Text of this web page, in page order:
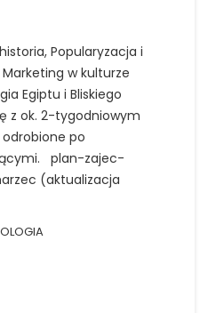
Popularyzacja i
w kulturze
Egiptu i Bliskiego
z ok. 2-tygodniowym
po
plan-zajec-
(aktualizacja